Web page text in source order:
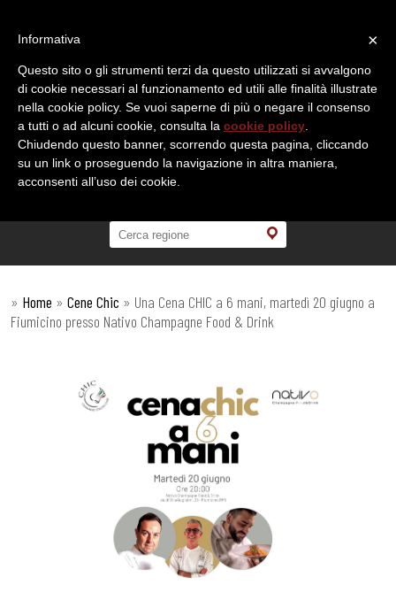
» Home » Cene Chic » Una Cena CHIC a 6 mani, martedì 20 giugno a
Fiumicino presso Nativo Champagne Food & Drink
×
Informativa
Questo sito o gli strumenti terzi da questo utilizzati si avvalgono
di cookie necessari al funzionamento ed utili alle finalità illustrate
nella cookie policy. Se vuoi saperne di più o negare il consenso
a tutti o ad alcuni cookie, consulta la cookie policy
Chiudendo questo banner, scorrendo questa pagina, cliccando
su un link o proseguendo la navigazione in altra maniera,
acconsenti all’uso dei cookie.